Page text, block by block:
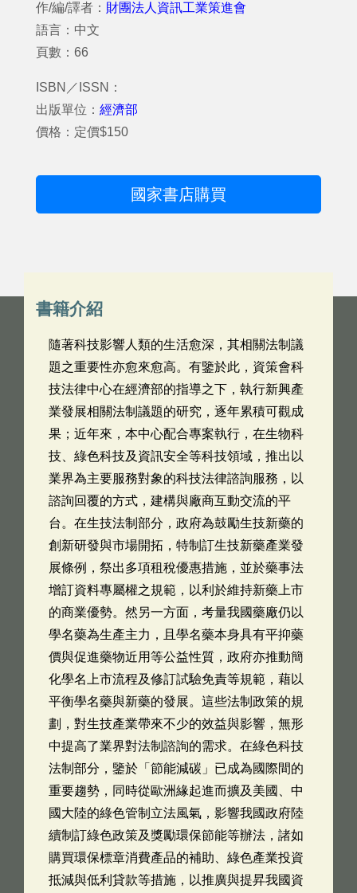
作/編/譯者： 財團法人資訊工業策進會
語言：中文
頁數：66
ISBN／ISSN：
出版單位： 經濟部
價格：定價$150
國家書店購買
書籍介紹
隨著科技影響人類的生活愈深，其相關法制議
題之重要性亦愈來愈高。有鑒於此，資策會科
技法律中心在經濟部的指導之下，執行新興產
業發展相關法制議題的研究，逐年累積可觀成
果；近年來，本中心配合專案執行，在生物科
技、綠色科技及資訊安全等科技領域，推出以
業界為主要服務對象的科技法律諮詢服務，以
諮詢回覆的方式，建構與廠商互動交流的平
台。在生技法制部分，政府為鼓勵生技新藥的
創新研發與市場開拓，特制訂生技新藥產業發
展條例，祭出多項租稅優惠措施，並於藥事法
增訂資料專屬權之規範，以利於維持新藥上市
的商業優勢。然另一方面，考量我國藥廠仍以
學名藥為生產主力，且學名藥本身具有平抑藥
價與促進藥物近用等公益性質，政府亦推動簡
化學名上市流程及修訂試驗免責等規範，藉以
平衡學名藥與新藥的發展。這些法制政策的規
劃，對生技產業帶來不少的效益與影響，無形
中提高了業界對法制諮詢的需求。在綠色科技
法制部分，鑒於「節能減碳」已成為國際間的
重要趨勢，同時從歐洲緣起進而擴及美國、中
國大陸的綠色管制立法風氣，影響我國政府陸
續制訂綠色政策及獎勵環保節能等辦法，諸如
購買環保標章消費產品的補助、綠色產業投資
抵減與低利貸款等措施，以推廣與提昇我國資